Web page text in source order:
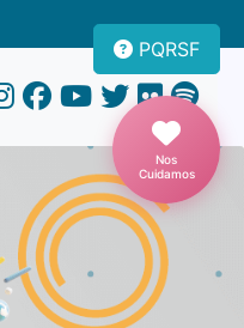
PQRSF
Nos
Cuidamos